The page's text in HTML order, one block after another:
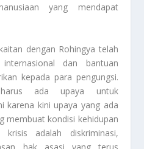
yang mendapat
dengan Rohingya telah
dan bantuan
kepada para pengungsi.
ada upaya untuk
karena kini upaya yang ada
membuat kondisi kehidupan
adalah diskriminasi,